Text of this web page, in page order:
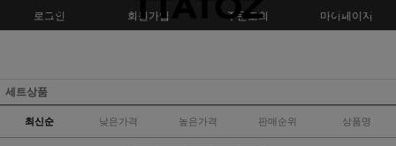
로그인 회원가입 주문조회 마이페이지
세트상품
최신순 낮은가격 높은가격 판매순위 상품명